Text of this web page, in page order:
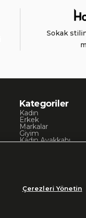
Sokak
Kategoriler
Kadın
Erkek
Markalar
Giyim
Kadın Ayakkabı
Çerezleri Yönetin